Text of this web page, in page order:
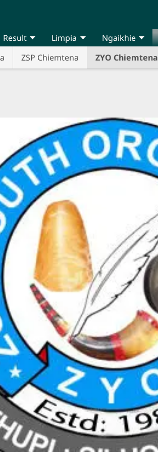
Result Limpia Ngaikhie
ZSP Chiemtena ZYO Chiemtena